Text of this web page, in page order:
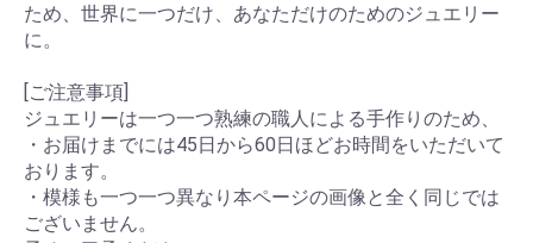
ため、世界に一つだけ、あなただけのためのジュエリー
に。
[ご注意事項]
ジュエリーは一つ一つ熟練の職人による手作りのため、
・お届けまでには45日から60日ほどお時間をいただいて
おります。
・模様も一つ一つ異なり本ページの画像と全く同じでは
ございません。